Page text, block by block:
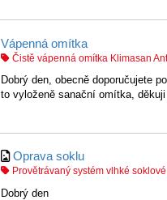
Vápenná omítka
Čistě vápenná omítka Klimasan
Dobrý den, obecně doporučujete
to vyloženě sanační omítka,
Oprava soklu
Provětrávaný systém vlhké soklové
Dobrý den